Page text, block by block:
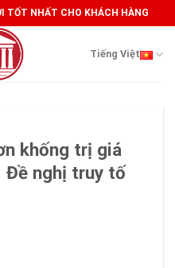
TỐT NHẤT CHO KHÁCH HÀNG
Tiếng Việt
khống trị giá
Đề nghị truy tố